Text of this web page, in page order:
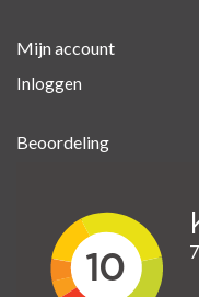
Mijn account
Inloggen
Beoordeling